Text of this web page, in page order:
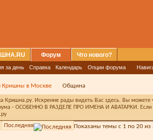
Форум
за день Справка Календарь Опции форума
Что нового?
Кришны в Москве Община
Искренне рады видеть Вас здесь. Вы можете
- ОСОБЕННО В РАЗДЕЛЕ ПРО ИМЕНА И АВАТАРКИ. Если
Последняя
Показаны темы с 1 по 20 из